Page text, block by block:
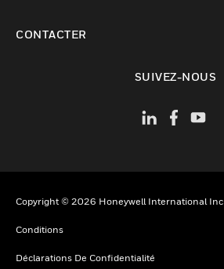
CONTACTER
SUIVEZ-NOUS
Copyright © 2026 Honeywell International Inc
Conditions
Déclarations De Confidentialité